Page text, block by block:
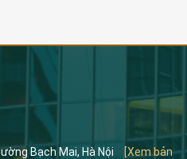
Bạch Mai, Hà Nội
[Xem bản